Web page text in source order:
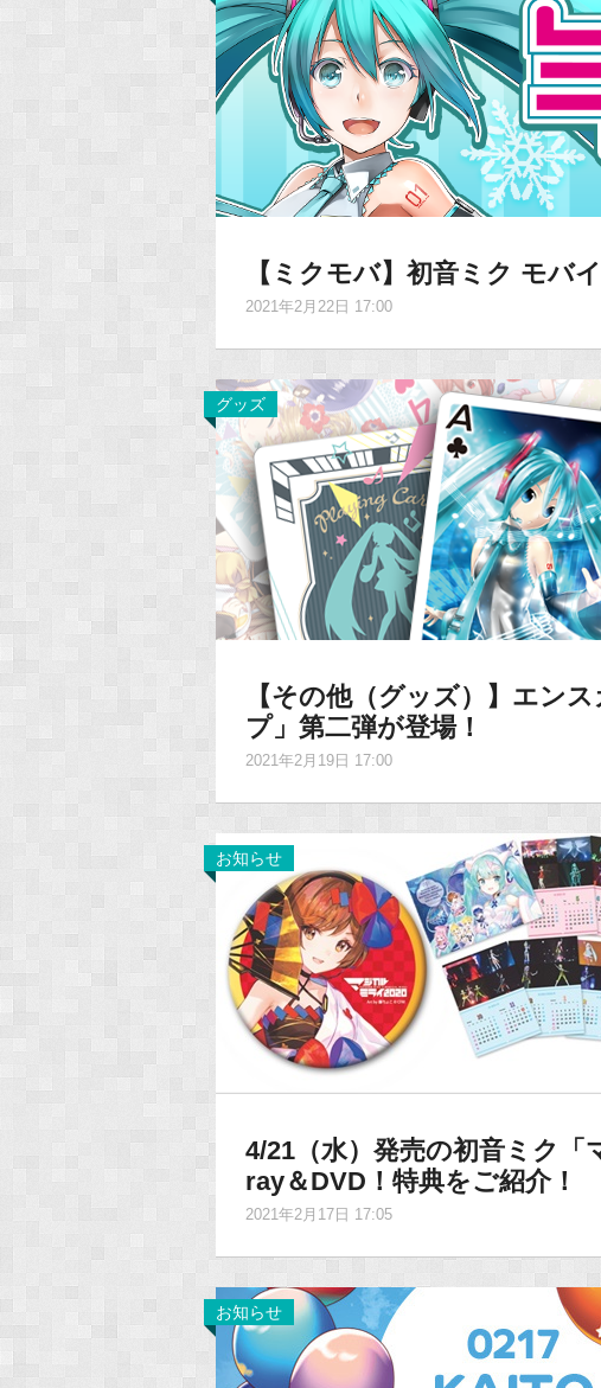
【ミクモバ】初音ミク モバ
2021年2月22日 17:00
グッズ
【その他（グッズ）】エン
プ」第二弾が登場！
2021年2月19日 17:00
お知らせ
4/21（水）発売の初音ミク
ray＆DVD！特典をご紹介！
2021年2月17日 17:05
お知らせ